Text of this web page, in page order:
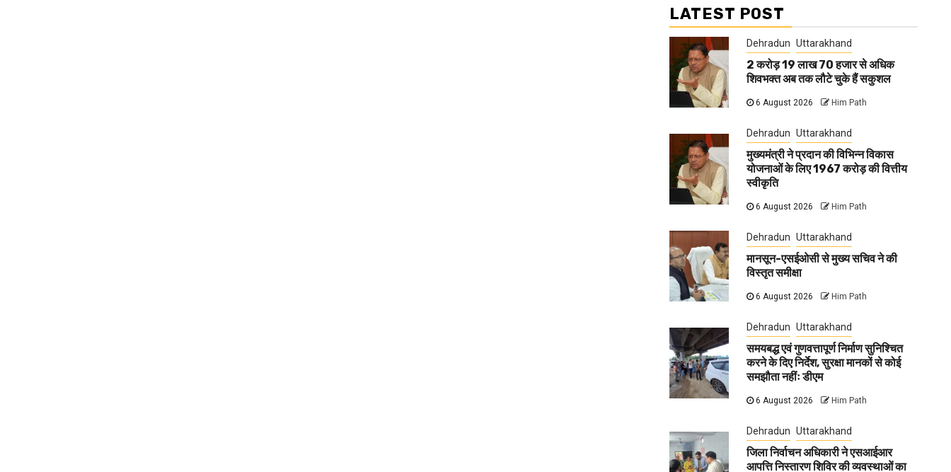
LATEST POST
Dehradun Uttarakhand
2 करोड़ 19 लाख 70 हजार से अधिक
शिवभक्त अब तक लौटे चुके हैं सकुशल
6 August 2026 Him Path
Dehradun Uttarakhand
मुख्यमंत्री ने प्रदान की विभिन्न विकास
योजनाओं के लिए 1967 करोड़ की वित्तीय
स्वीकृति
6 August 2026 Him Path
Dehradun Uttarakhand
मानसून-एसईओसी से मुख्य सचिव ने की
विस्तृत समीक्षा
6 August 2026 Him Path
Dehradun Uttarakhand
समयबद्ध एवं गुणवत्तापूर्ण निर्माण सुनिश्चित
करने के दिए निर्देश, सुरक्षा मानकों से कोई
समझौता नहींः डीएम
6 August 2026 Him Path
Dehradun Uttarakhand
जिला निर्वाचन अधिकारी ने एसआईआर
आपत्ति निस्तारण शिविर की व्यवस्थाओं का